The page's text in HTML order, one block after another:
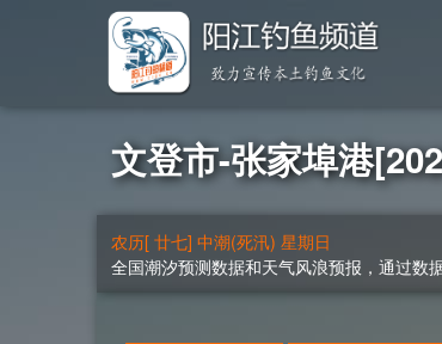
文登市-张家埠港
农历[ 廿七] 中潮(死汛) 星期日
全国潮汐预测数据和天气风浪预报，通过数